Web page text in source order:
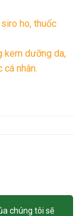
ho, thuốc
kem dưỡng da,
nhân.
chúng tôi sẽ